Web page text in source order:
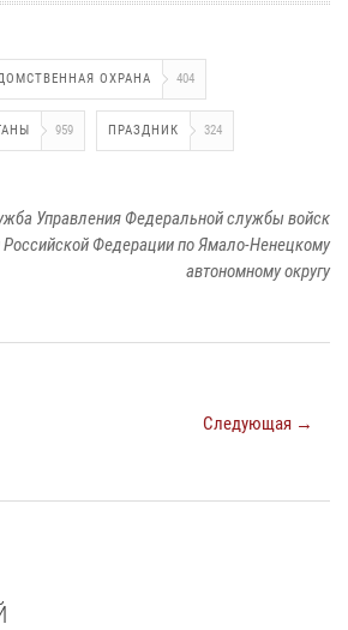
ОХРАНА 404
959 ПРАЗДНИК 324
Управления Федеральной службы войск
Российской Федерации по Ямало-Ненецкому
автономному округу
Следующая →